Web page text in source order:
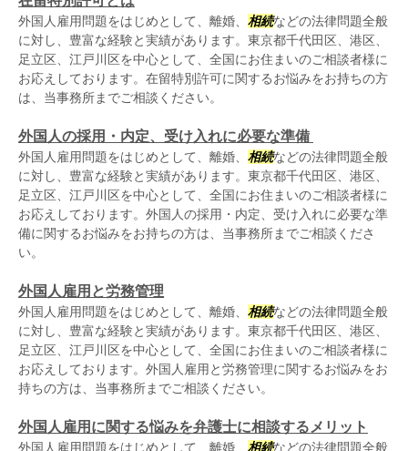
外国人雇用問題をはじめとして、離婚、 相続などの法律問題全般
に対し、豊富な経験と実績があります。東京都千代田区、港区、
足立区、江戸川区を中心として、全国にお住まいのご相談者様に
お応えしております。在留特別許可に関するお悩みをお持ちの方
は、当事務所までご相談ください。
外国人の採用・内定、受け入れに必要な準備
外国人雇用問題をはじめとして、離婚、 相続などの法律問題全般
に対し、豊富な経験と実績があります。東京都千代田区、港区、
足立区、江戸川区を中心として、全国にお住まいのご相談者様に
お応えしております。外国人の採用・内定、受け入れに必要な準
備に関するお悩みをお持ちの方は、当事務所までご相談くださ
い。
外国人雇用と労務管理
外国人雇用問題をはじめとして、離婚、 相続などの法律問題全般
に対し、豊富な経験と実績があります。東京都千代田区、港区、
足立区、江戸川区を中心として、全国にお住まいのご相談者様に
お応えしております。外国人雇用と労務管理に関するお悩みをお
持ちの方は、当事務所までご相談ください。
外国人雇用に関する悩みを弁護士に相談するメリット
外国人雇用問題をはじめとして、離婚、 相続などの法律問題全般